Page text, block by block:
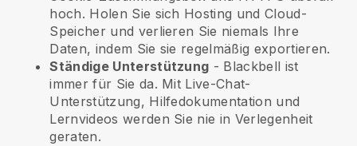
hoch. Holen Sie sich Hosting und Cloud-
Speicher und verlieren Sie niemals Ihre
Daten, indem Sie sie regelmäßig exportieren.
Ständige Unterstützung - Blackbell ist
immer für Sie da. Mit Live-Chat-
Unterstützung, Hilfedokumentation und
Lernvideos werden Sie nie in Verlegenheit
geraten.